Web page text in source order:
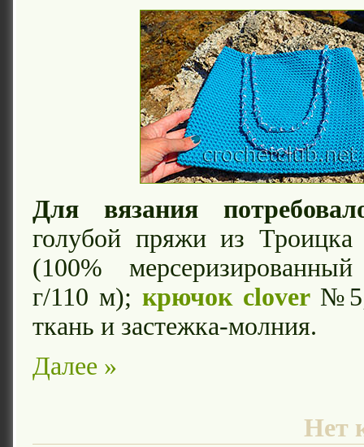
Для вязания
голубой пряжи из Троицка
(100%
г/110 м); крючок clover№5;
ткань и застежка-молния.
Далее »
Нет